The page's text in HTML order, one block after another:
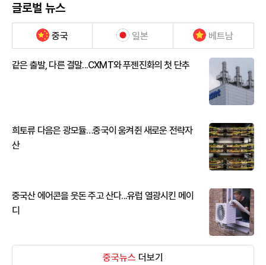
글로벌 뉴스
중국 일본 베트남
같은 출발, 다른 결말...CXMT와 푸젠진화의 첫 단추
희토류 다음은 광모듈…중국이 움켜쥔 새로운 전략자
산
중국산 에어콘을 웃돈 주고 산다...유럽 열광시킨 메이
디
중국뉴스 더보기